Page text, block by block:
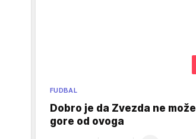
FUDBAL
Dobro je da Zvezda ne može
gore od ovoga